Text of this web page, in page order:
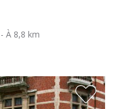
- À 8,8 km